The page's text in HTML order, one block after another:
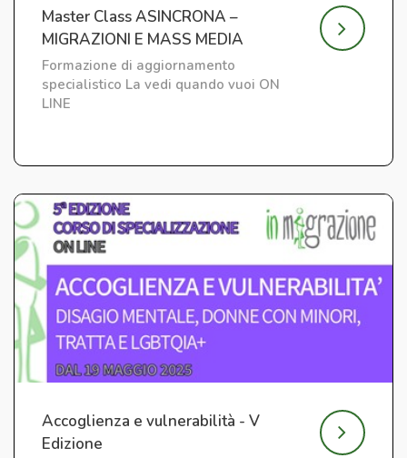
Master Class ASINCRONA –
MIGRAZIONI E MASS MEDIA
Formazione di aggiornamento
specialistico La vedi quando vuoi ON
LINE
Accoglienza e vulnerabilità - V
Edizione